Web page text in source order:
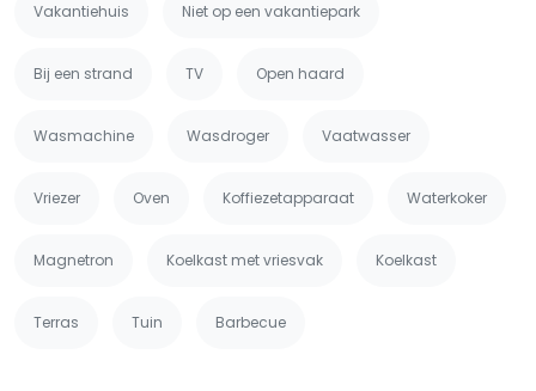
Vakantiehuis Niet op een vakantiepark
Bij een strand TV Open haard
Wasmachine Wasdroger Vaatwasser
Vriezer Oven Koffiezetapparaat Waterkoker
Magnetron Koelkast met vriesvak Koelkast
Terras Tuin Barbecue